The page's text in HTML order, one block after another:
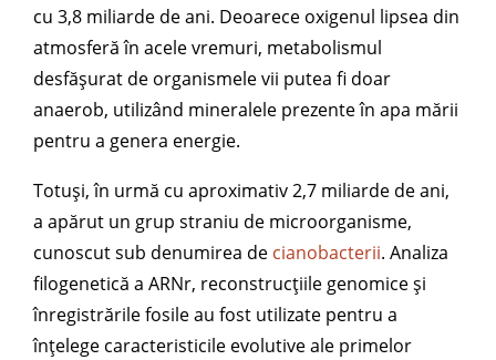
cu 3,8 miliarde de ani. Deoarece oxigenul lipsea din
atmosferă în acele vremuri, metabolismul
desfășurat de organismele vii putea fi doar
anaerob, utilizând mineralele prezente în apa mării
pentru a genera energie.
Totuși, în urmă cu aproximativ 2,7 miliarde de ani,
a apărut un grup straniu de microorganisme,
cunoscut sub denumirea de cianobacterii. Analiza
filogenetică a ARNr, reconstrucțiile genomice și
înregistrările fosile au fost utilizate pentru a
înțelege caracteristicile evolutive ale primelor